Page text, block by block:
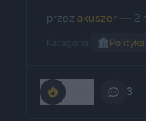
przez akuszer— 2
Kategoria: 🏛️ Polityka
3